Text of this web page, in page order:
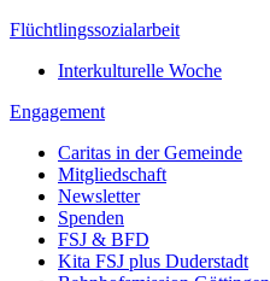
Flüchtlingssozialarbeit
Interkulturelle Woche
Engagement
Caritas in der Gemeinde
Mitgliedschaft
Newsletter
Spenden
FSJ & BFD
Kita FSJ plus Duderstadt